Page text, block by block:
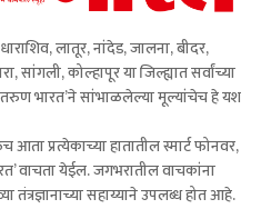
लातूर, नांदेड, जालना, बीदर,
सांगली, कोल्हापूर या जिल्ह्यात सर्वांच्या
भारत’ने सांभाळलेल्या मूल्यांचेच हे यश
प्रत्येकाच्या हातातील स्मार्ट फोनवर,
वाचता येईल. जगभरातील वाचकांना
तंत्रज्ञानाच्या सहाय्याने उपलब्ध होत आहे.